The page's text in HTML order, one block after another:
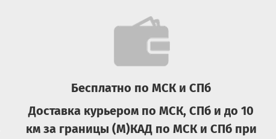
Бесплатно по МСК и СПб
Доставка курьером по МСК, СПб и до 10
км за границы (М)КАД по МСК и СПб при